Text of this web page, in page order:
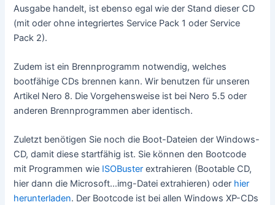
Ausgabe handelt, ist ebenso egal wie der Stand dieser CD
(mit oder ohne integriertes Service Pack 1 oder Service
Pack 2).
Zudem ist ein Brennprogramm notwendig, welches
bootfähige CDs brennen kann. Wir benutzen für unseren
Artikel Nero 8. Die Vorgehensweise ist bei Nero 5.5 oder
anderen Brennprogrammen aber identisch.
Zuletzt benötigen Sie noch die Boot-Dateien der Windows-
CD, damit diese startfähig ist. Sie können den Bootcode
mit Programmen wie ISOBuster extrahieren (Bootable CD,
hier dann die Microsoft…img-Datei extrahieren) oder hier
herunterladen. Der Bootcode ist bei allen Windows XP-CDs